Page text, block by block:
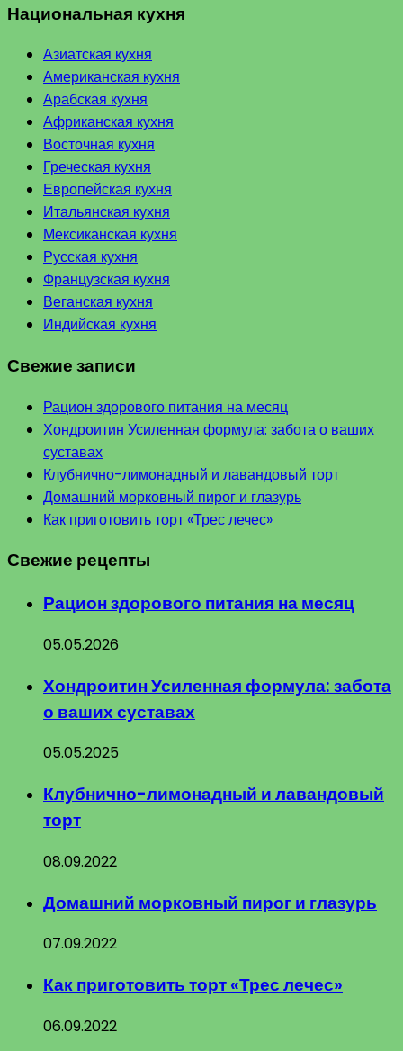
Национальная кухня
Азиатская кухня
Американская кухня
Арабская кухня
Африканская кухня
Восточная кухня
Греческая кухня
Европейская кухня
Итальянская кухня
Мексиканская кухня
Русская кухня
Французская кухня
Веганская кухня
Индийская кухня
Свежие записи
Рацион здорового питания на месяц
Хондроитин Усиленная формула: забота о ваших
суставах
Клубнично-лимонадный и лавандовый торт
Домашний морковный пирог и глазурь
Как приготовить торт «Трес лечес»
Свежие рецепты
Рацион здорового питания на месяц
05.05.2026
Хондроитин Усиленная формула: забота
о ваших суставах
05.05.2025
Клубнично-лимонадный и лавандовый
торт
08.09.2022
Домашний морковный пирог и глазурь
07.09.2022
Как приготовить торт «Трес лечес»
06.09.2022